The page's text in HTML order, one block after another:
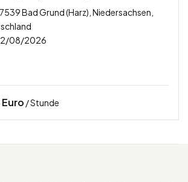
Bad Grund (Harz), Niedersachsen,
08/2026
Euro / Stunde